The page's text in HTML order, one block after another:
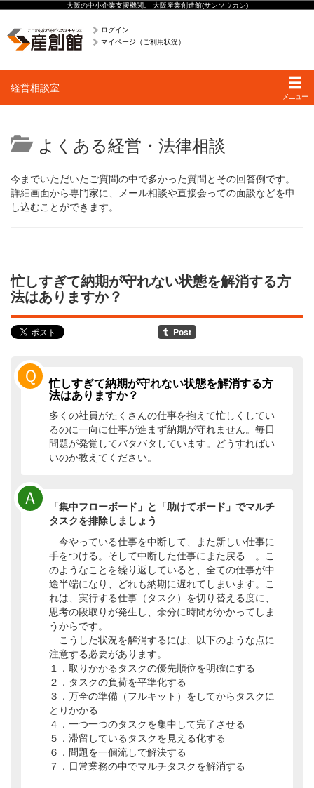
大阪の中小企業支援機関。 大阪産業創造館(サンソウカン)
ログイン
マイページ（ご利用状況）
Toggle
メニュー
経営相談室
よくある経営・法律相談
今までいただいたご質問の中で多かった質問とその回答例です。
詳細画面から専門家に、メール相談や直接会っての面談などを申
し込むことができます。
忙しすぎて納期が守れない状態を解消する方
法はありますか？
Ｑ
忙しすぎて納期が守れない状態を解消する方
法はありますか？
多くの社員がたくさんの仕事を抱えて忙しくしてい
るのに一向に仕事が進まず納期が守れません。毎日
問題が発覚してバタバタしています。どうすればい
いのか教えてください。
Ａ
「集中フローボード」と「助けてボード」でマルチ
タスクを排除しましょう
今やっている仕事を中断して、また新しい仕事に
手をつける。そして中断した仕事にまた戻る…。こ
のようなことを繰り返していると、全ての仕事が中
途半端になり、どれも納期に遅れてしまいます。こ
れは、実行する仕事（タスク）を切り替える度に、
思考の段取りが発生し、余分に時間がかかってしま
うからです。
こうした状況を解消するには、以下のような点に
注意する必要があります。
１．取りかかるタスクの優先順位を明確にする
２．タスクの負荷を平準化する
３．万全の準備（フルキット）をしてからタスクに
とりかかる
４．一つ一つのタスクを集中して完了させる
５．滞留しているタスクを見える化する
６．問題を一個流しで解決する
７．日常業務の中でマルチタスクを解消する